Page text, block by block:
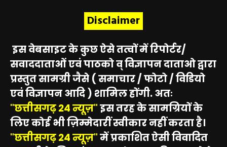
Disclaimer
इस वेबसाइट के कुछ ऐसे तत्वों में रिपोर्टर/
सवाददाताओं एवं पाठको व् विज्ञापन दाताओ द्वारा
प्रस्तुत सामग्री जैसे ( समाचार / फोटो / विडियो
एवं विज्ञापन आदि ) शामिल होंगी. अतः
"छत्तीसगढ़ 24 न्यूज़"इस तरह के सामग्रियों के
लिए कोई भी ज़िम्मेदारीं स्वीकार नहीं करता है।
"छत्तीसगढ़ 24 न्यूज़"में प्रकाशित ऐसी विवादित